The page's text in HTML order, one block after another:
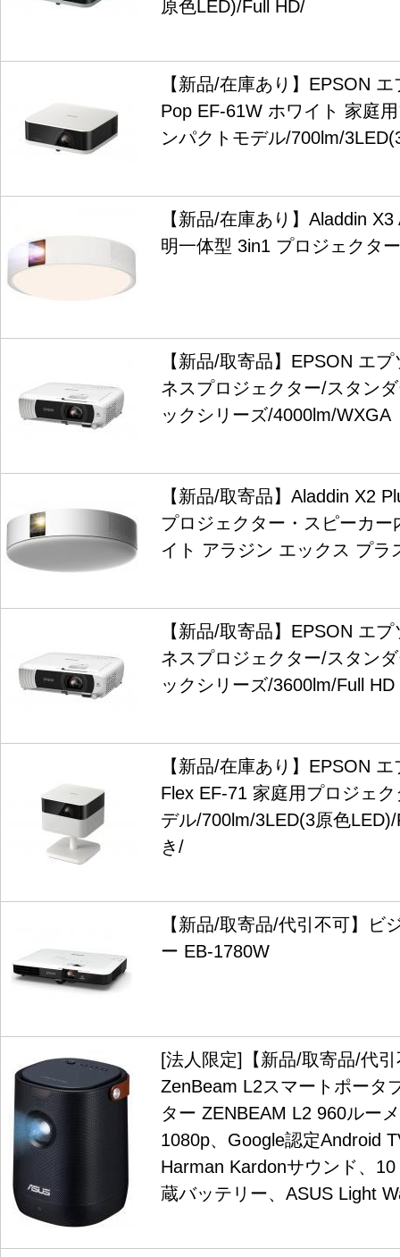
原色LED)/Full HD/
【新品/在庫あり】EPSON
Pop EF-61W ホワイト 家庭
ンパクトモデル/700lm/
【新品/在庫あり】Aladdin
明一体型 3in1 プロジェクター
【新品/取寄品】EPSON エ
ネスプロジェクター/スタン
ックシリーズ/4000lm/WXGA
【新品/取寄品】Aladdin X2
プロジェクター・スピーカー
イト アラジン エックス プラ
【新品/取寄品】EPSON エ
ネスプロジェクター/スタン
ックシリーズ/3600lm/Full HD
【新品/在庫あり】EPSON
Flex EF-71 家庭用プロジェ
デル/700lm/3LED(3原色
き/
【新品/取寄品/代引不可】ビ
ー EB-1780W
[法人限定]【新品/取寄品/代
ZenBeam L2スマートポータ
ター ZENBEAM L2 960ルー
1080p、Google認定Android
Harman Kardonサウンド、
蔵バッテリー、ASUS Light